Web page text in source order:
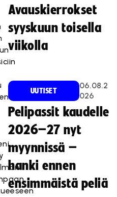
Avauskierrokset
syyskuun toisella
viikolla
UUTISET
06.08.2
026
Pelipassit kaudelle
2026–27 nyt
myynnissä –
hanki ennen
ensimmäistä peliä